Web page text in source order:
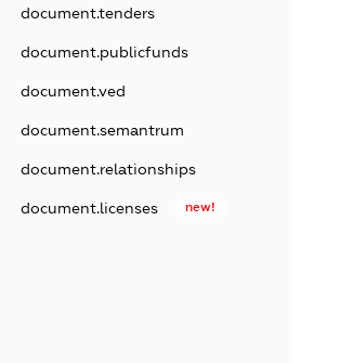
document.tenders
document.publicfunds
document.ved
document.semantrum
document.relationships
document.licenses new!